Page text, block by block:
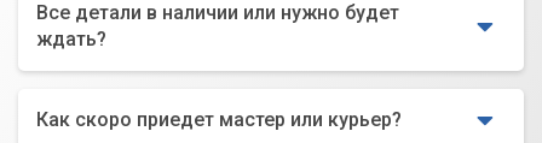
Все детали в наличии или нужно будет
ждать?
Как скоро приедет мастер или курьер?